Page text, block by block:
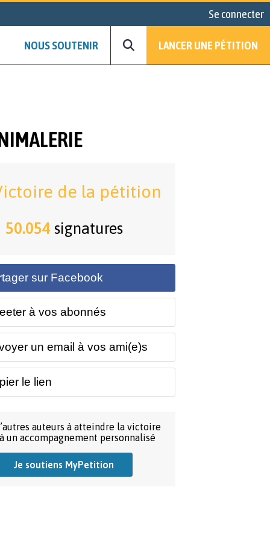
Se connecter
NOUS SOUTENIR LANCER UNE PÉTITION
de la pétition
50.054 signatures
sur Facebook
à vos abonnés
un email à vos ami(e)s
le lien
auteurs à atteindre la victoire
un accompagnement personnalisé
Je soutiens MyPetition